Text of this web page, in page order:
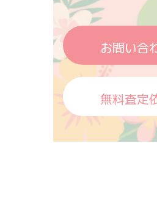
お問い合
無料査定